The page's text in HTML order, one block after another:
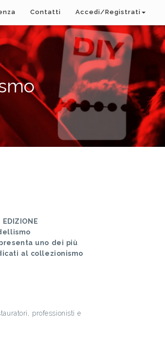
Contatti Accedi/Registrati
EDIZIONE
uno dei più
al collezionismo
professionisti e